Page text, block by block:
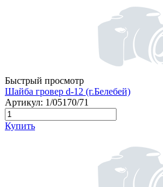
Быстрый просмотр
Шайба гровер d-12 (г.Белебей)
Артикул: 1/05170/71
Купить